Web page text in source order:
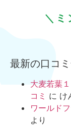
＼ミ
最新の口コ
大麦若葉
コミ に け
ワールド
より